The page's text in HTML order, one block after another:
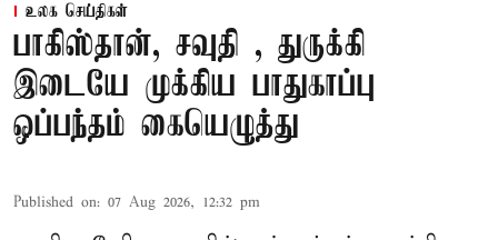
உலக செய்திகள்
பாகிஸ்தான், சவுதி , துருக்கி
இடையே முக்கிய பாதுகாப்பு
ஒப்பந்தம் கையெழுத்து
Published on: 07 Aug 2026, 12:32 pm